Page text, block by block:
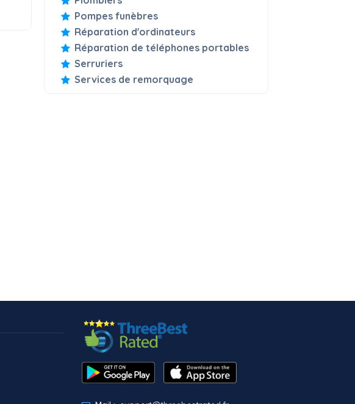
Pompes funèbres
Réparation d'ordinateurs
Réparation de téléphones portables
Serruriers
Services de remorquage